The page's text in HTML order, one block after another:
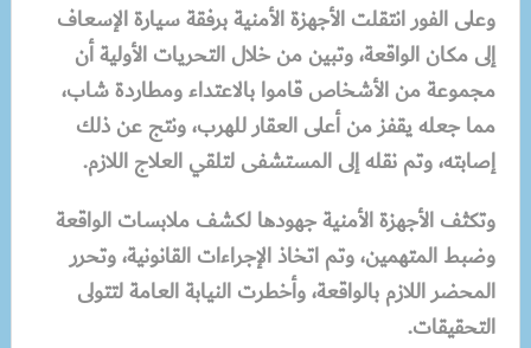
وعلى الفور انتقلت الأجهزة الأمنية برفقة سيارة الإسعاف
إلى مكان الواقعة، وتبين من خلال التحريات الأولية أن
مجموعة من الأشخاص قاموا بالاعتداء ومطاردة شاب،
مما جعله يقفز من أعلى العقار للهرب، ونتج عن ذلك
إصابته، وتم نقله إلى المستشفى لتلقي العلاج اللازم.
وتكثف الأجهزة الأمنية جهودها لكشف ملابسات الواقعة
وضبط المتهمين، وتم اتخاذ الإجراءات القانونية، وتحرر
المحضر اللازم بالواقعة، وأخطرت النيابة العامة لتتولى
التحقيقات.